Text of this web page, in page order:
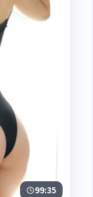
99:35